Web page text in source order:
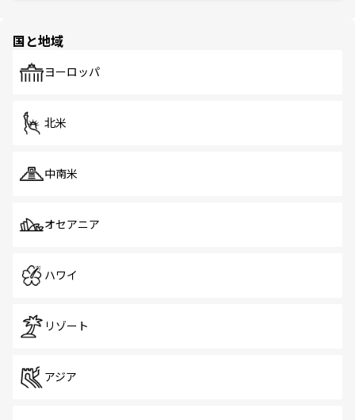
で、ホーカーズは地元の風情を楽しめる外せないスポット
国と地域
ヨーロッパ
北米
中南米
オセアニア
ハワイ
リゾート
アジア